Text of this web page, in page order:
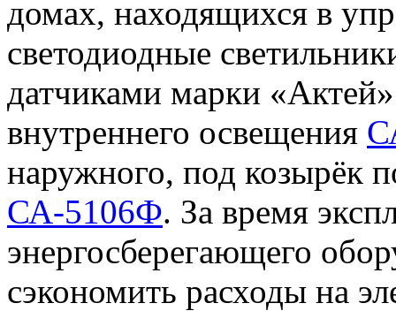
домах, находящихся в
светодиодные
датчиками марки
внутреннего освещения
наружного, под козырёк
СА-5106Ф. За время
энергосберегающего
сэкономить расходы на